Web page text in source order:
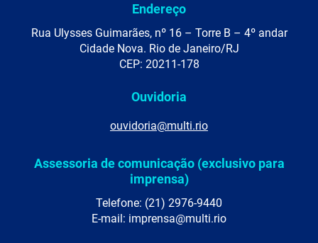
Endereço
Rua Ulysses Guimarães, nº 16 – Torre B – 4º andar
Cidade Nova. Rio de Janeiro/RJ
CEP: 20211-178
Ouvidoria
ouvidoria@multi.rio
Assessoria de comunicação (exclusivo para
imprensa)
Telefone: (21) 2976-9440
E-mail: imprensa@multi.rio